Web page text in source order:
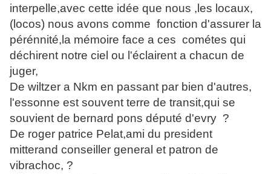
interpelle,avec cette idée que nous ,les locaux,
(locos) nous avons comme fonction d'assurer la
pérénnité,la mémoire face a ces cométes qui
déchirent notre ciel ou l'éclairent a chacun de
juger,
De wiltzer a Nkm en passant par bien d'autres,
l'essonne est souvent terre de transit,qui se
souvient de bernard pons député d'evry ?
De roger patrice Pelat,ami du president
mitterand conseiller general et patron de
vibrachoc, ?